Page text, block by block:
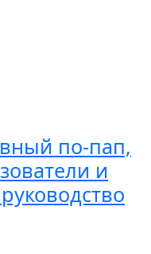
по-пап,
и